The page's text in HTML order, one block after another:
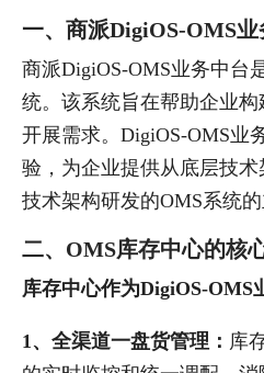
一、商派DigiOS-OMS
商派DigiOS-OMS业务中台
统。该系统旨在帮助企业
开展需求。DigiOS-OMS业
验，为企业提供从底层技
技术架构研发的OMS系统
二、OMS库存中心的核
库存中心作为DigiOS-OMS
1、全渠道一盘货管理： 库